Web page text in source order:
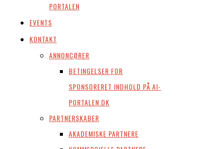
PORTALEN
EVENTS
KONTAKT
ANNONCØRER
BETINGELSER FOR
SPONSORERET INDHOLD PÅ AI-
PORTALEN.DK
PARTNERSKABER
AKADEMISKE PARTNERE